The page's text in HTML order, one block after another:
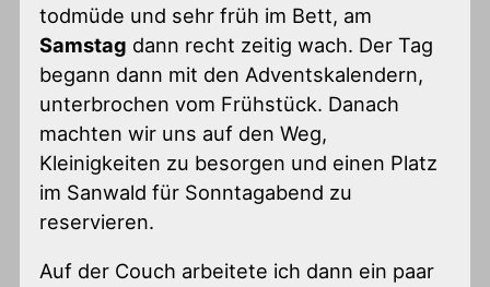
todmüde und sehr früh im Bett, am
Samstag dann recht zeitig wach. Der Tag
begann dann mit den Adventskalendern,
unterbrochen vom Frühstück. Danach
machten wir uns auf den Weg,
Kleinigkeiten zu besorgen und einen Platz
im Sanwald für Sonntagabend zu
reservieren.
Auf der Couch arbeitete ich dann ein paar